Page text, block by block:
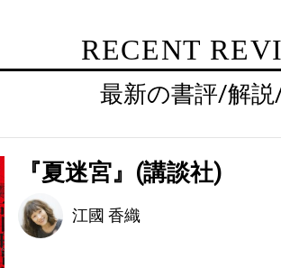
RECENT
最新の書評/解
『夏迷宮』(講談社)
江國 香織